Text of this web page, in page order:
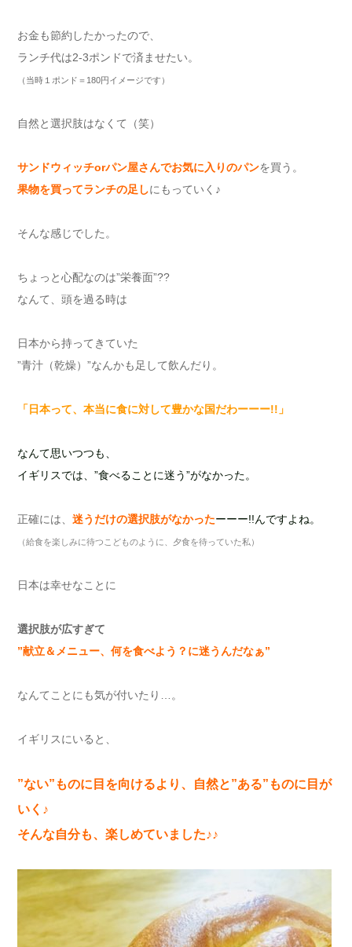
お金も節約したかったので、
ランチ代は2-3ポンドで済ませたい。
（当時１ポンド＝180円イメージです）
自然と選択肢はなくて（笑）
サンドウィッチorパン屋さんでお気に入りのパンを買う。
果物を買ってランチの足しにもっていく♪
そんな感じでした。
ちょっと心配なのは”栄養面”??
なんて、頭を過る時は
日本から持ってきていた
”青汁（乾燥）”なんかも足して飲んだり。
「日本って、本当に食に対して豊かな国だわーーー!!」
なんて思いつつも、
イギリスでは、 ”食べることに迷う”がなかった。
正確には、 迷うだけの選択肢がなかったーーー!!んですよね。
（給食を楽しみに待つこどものように、夕食を待っていた私）
日本は幸せなことに
選択肢が広すぎて
”献立＆メニュー、何を食べよう？に迷うんだなぁ”
なんてことにも気が付いたり…。
イギリスにいると、
”ない”ものに目を向けるより、
自然と”ある”ものに目が
いく♪
そんな自分も、楽しめていました♪♪